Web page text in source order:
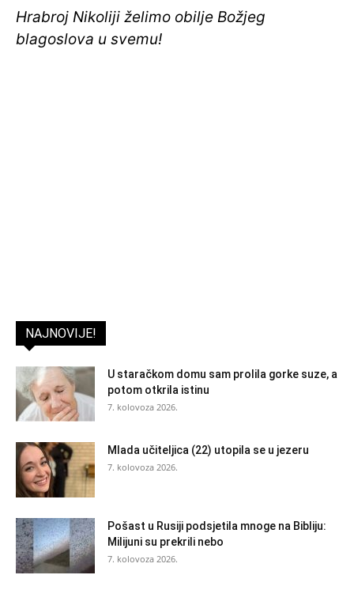
Hrabroj Nikoliji želimo obilje Božjeg
blagoslova u svemu!
NAJNOVIJE!
U staračkom domu sam prolila gorke suze, a
potom otkrila istinu
7. kolovoza 2026.
Mlada učiteljica (22) utopila se u jezeru
7. kolovoza 2026.
Pošast u Rusiji podsjetila mnoge na Bibliju:
Milijuni su prekrili nebo
7. kolovoza 2026.